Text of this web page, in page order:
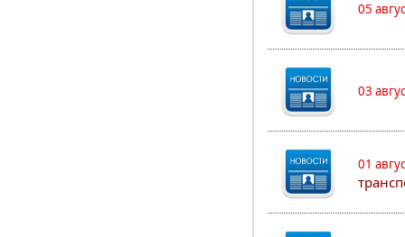
05
03
01